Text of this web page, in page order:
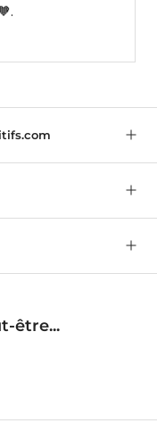
être...